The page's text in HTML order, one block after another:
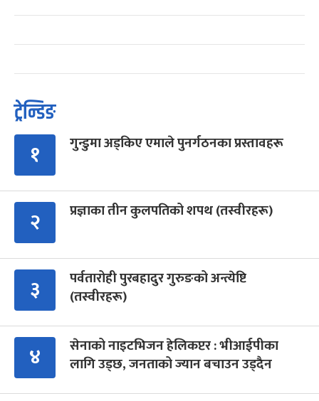
ट्रेन्डिङ
१ गुन्डुमा अड्किए एमाले पुनर्गठनका प्रस्तावहरू
२ प्रज्ञाका तीन कुलपतिको शपथ (तस्वीरहरू)
३
पर्वतारोही पुरबहादुर गुरुङको अन्त्येष्टि
(तस्वीरहरू)
४
सेनाको नाइटभिजन हेलिकप्टर : भीआईपीका
लागि उड्छ, जनताको ज्यान बचाउन उड्दैन